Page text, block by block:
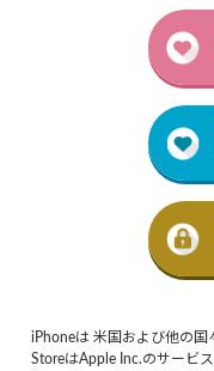
iPhoneは 米国および他の
StoreはApple Inc.のサービ